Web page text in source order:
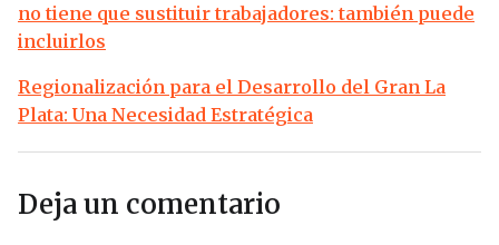
no tiene que sustituir trabajadores: también puede
incluirlos
Regionalización para el Desarrollo del Gran La
Plata: Una Necesidad Estratégica
Deja un comentario